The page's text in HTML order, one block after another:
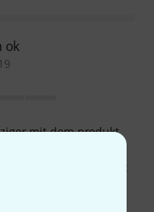
ok
mit dem produkt
ich finde, den sieht
kanten schlecht